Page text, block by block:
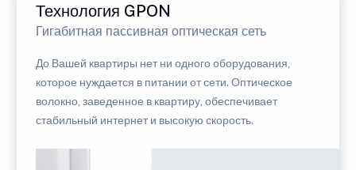
Технология GPON
Гигабитная пассивная оптическая сеть
До Вашей квартиры нет ни одного оборудования,
которое нуждается в питании от сети. Оптическое
волокно, заведенное в квартиру, обеспечивает
стабильный интернет и высокую скорость.